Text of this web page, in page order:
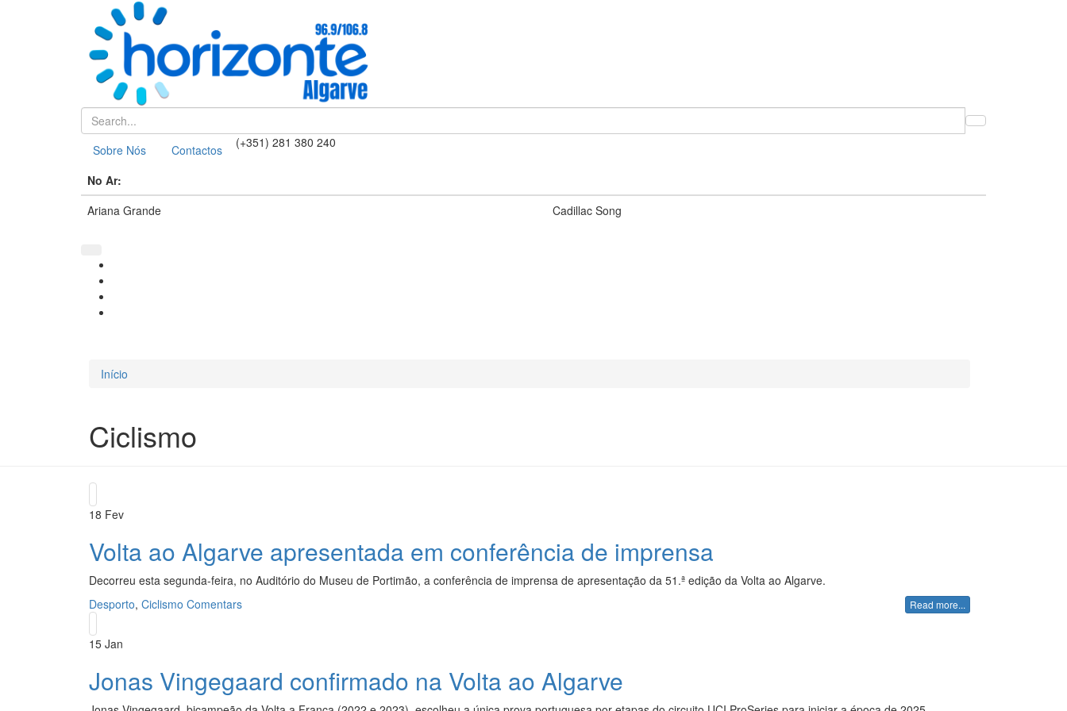
Sobre Nós Contactos (+351) 281 380 240
No Ar:
Ariana Grande
Cadillac Song
Está aqui
Início
Ciclismo
18 Fev
Volta ao Algarve apresentada em conferência de imprensa
Decorreu esta segunda-feira, no Auditório do Museu de Portimão, a conferência de imprensa de apresentação da 51.ª edição da Volta ao Algarve.
Desporto, Ciclismo Comentars Read more...
15 Jan
Jonas Vingegaard confirmado na Volta ao Algarve